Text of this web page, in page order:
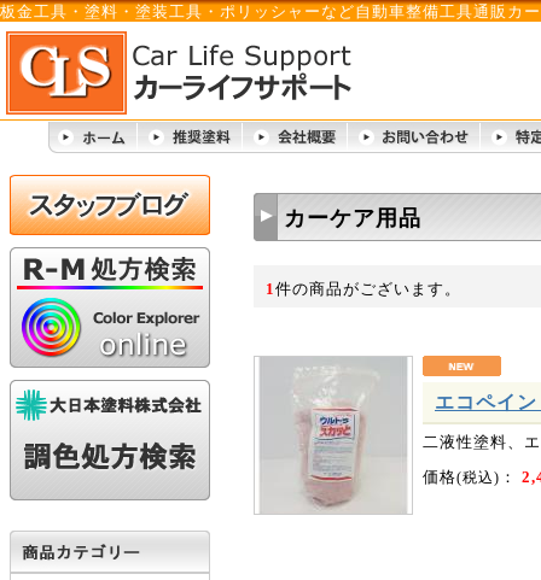
板金工具・塗料・塗装工具・ポリッシャーなど自動車整備工具通販カ
カーケア用品
1件の商品がございます。
エコペイ
二液性塗料、
価格(税込) ：